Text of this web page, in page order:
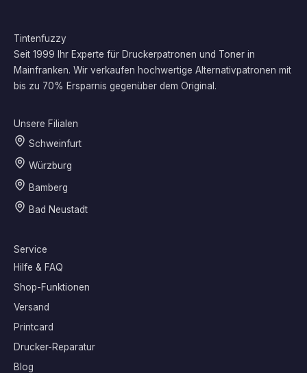
Tintenfuzzy
Seit 1999 Ihr Experte für Druckerpatronen und Toner in
Mainfranken. Wir verkaufen hochwertige Alternativpatronen mit
bis zu 70% Ersparnis gegenüber dem Original.
Unsere Filialen
Schweinfurt
Würzburg
Bamberg
Bad Neustadt
Service
Hilfe & FAQ
Shop-Funktionen
Versand
Printcard
Drucker-Reparatur
Blog